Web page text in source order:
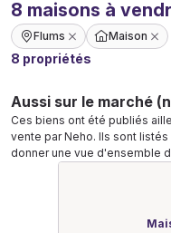
8 maisons à
Flums Maison
8 propriétés
Aussi sur le marché
Ces biens ont été publiés
vente par Neho. Ils sont
donner une vue d'ensemble